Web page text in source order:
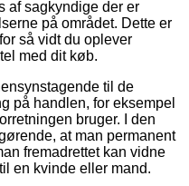
af sagkyndige der er
på området. Dette er
så vidt du oplever
med dit køb.
til de
på handlen, for eksempel
bruger. I den
at man permanent
fremadrettet kan vidne
en kvinde eller mand.